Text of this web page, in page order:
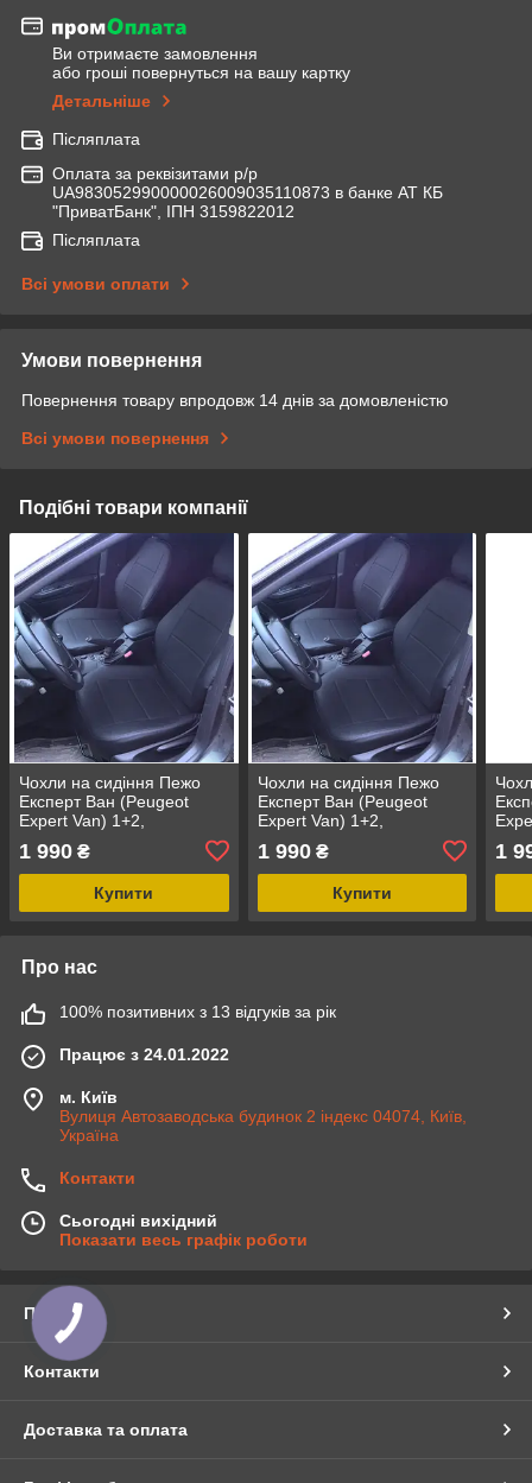
Ви отримаєте замовлення
або гроші повернуться на вашу картку
Детальніше
Післяплата
Оплата за реквізитами р/р
UA983052990000026009035110873 в банке АТ КБ
"ПриватБанк", ІПН 3159822012
Післяплата
Всі умови оплати
Умови повернення
Повернення товару впродовж 14 днів за домовленістю
Всі умови повернення
Подібні товари компанії
Чохли на сидіння Пежо
Експерт Ван (Peugeot
Expert Van) 1+2,
універсальні авточохли з
екошкіри в Україні
1 990 ₴
Купити
Чохли на сидіння Пежо
Експерт Ван (Peugeot
Expert Van) 1+2,
універсальні авточохли з
екошкіри в Україні
1 990₴
Купити
1
Про нас
100% позитивних з 13 відгуків за рік
Працює з 24.01.2022
м. Київ
Вулиця Автозаводська будинок 2 індекс 04074, Київ,
Україна
Контакти
Сьогодні вихідний
Показати весь графік роботи
Про нас
Контакти
Доставка та оплата